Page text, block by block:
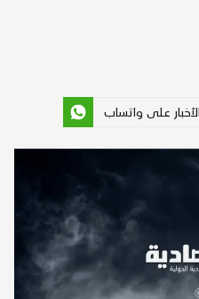
الأخبار على واتساب